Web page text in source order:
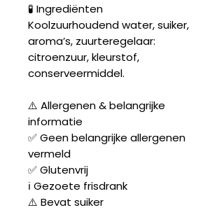
🧪 Ingrediënten
Koolzuurhoudend water, suiker,
aroma’s, zuurteregelaar:
citroenzuur, kleurstof,
conserveermiddel.
⚠️ Allergenen & belangrijke
informatie
✅ Geen belangrijke allergenen
vermeld
✅ Glutenvrij
ℹ️ Gezoete frisdrank
⚠️ Bevat suiker